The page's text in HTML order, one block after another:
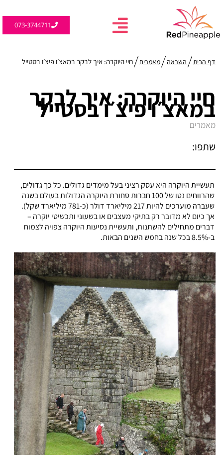
073-3744711
דף הבית השראה מאמרים חיי היוקרה: איך לבקר במאצ׳ו פיצ׳ו בסטייל
חיי היוקרה: איך לבקר
במאצ׳ו פיצ׳ו בסטייל
מאמרים
שתפו:
תעשיית היוקרה היא עסק רציני בעל מימדים גדולים. כל כך גדולים,
שהרווחים נטו של 100 חברות סחורת היוקרה הגדולות בעולם בשנה
שעברה מוערכים להיות 217 מיליארד דולר (כ-781 מיליארד שקל).
אך כיום לא מדובר רק בתיקי מעצבים או בשעוני ותכשיטי יוקרה –
דברים מתחילים להשתנות, ותעשיית נסיעות היוקרה צפויה לצמוח
ב-8.5% בכל שנה בחמש השנים הבאות.